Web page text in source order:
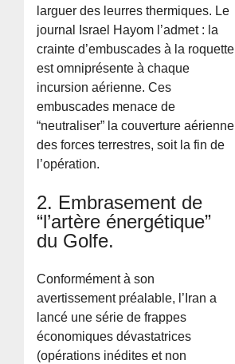
larguer des leurres thermiques. Le
journal Israel Hayom l’admet : la
crainte d’embuscades à la roquette
est omniprésente à chaque
incursion aérienne. Ces
embuscades menace de
“neutraliser” la couverture aérienne
des forces terrestres, soit la fin de
l’opération.
2. Embrasement de
“l’artère énergétique”
du Golfe.
Conformément à son
avertissement préalable, l’Iran a
lancé une série de frappes
économiques dévastatrices
(opérations inédites et non